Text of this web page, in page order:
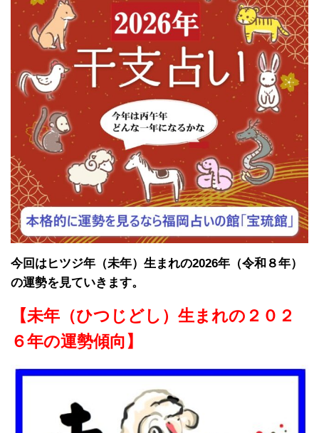
今回はヒツジ年（未年）生まれの2026年（令和８年）
の運勢を見ていきます。
【未年（ひつじどし）生まれの２０２
６年の運勢傾向】